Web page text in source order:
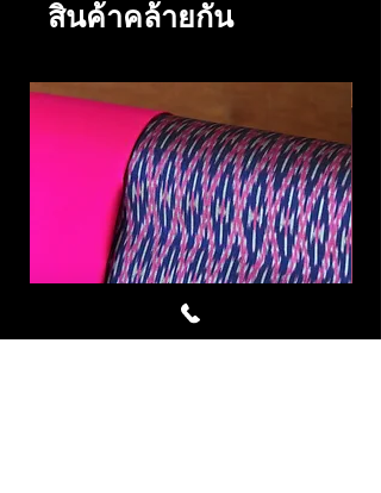
สินค้าคล้ายกัน